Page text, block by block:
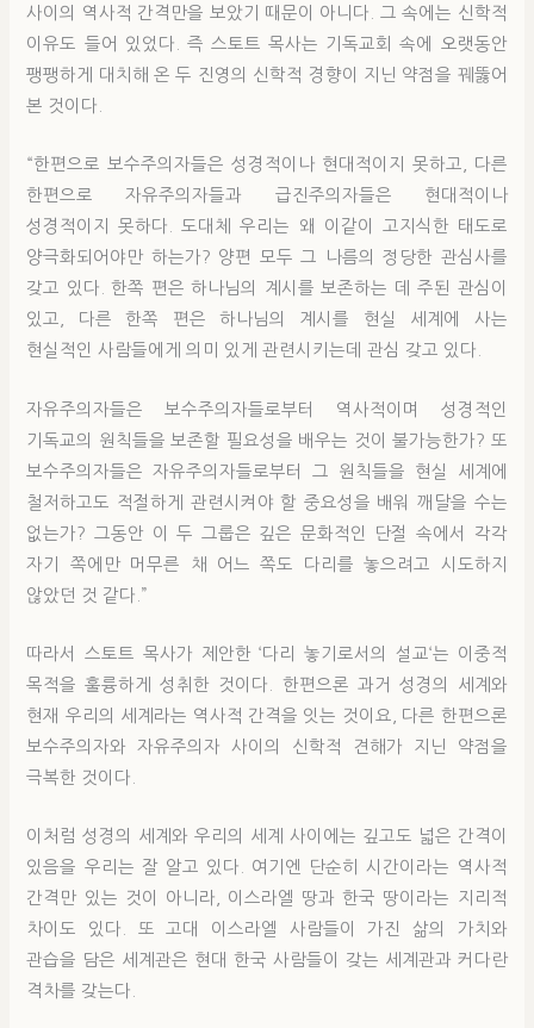
사이의 역사적 간격만을 보았기 때문이 아니다. 그 속에는 신학적
이유도 들어 있었다. 즉 스토트 목사는 기독교회 속에 오랫동안
팽팽하게 대치해 온 두 진영의 신학적 경향이 지닌 약점을 꿰뚫어
본 것이다.
“한편으로 보수주의자들은 성경적이나 현대적이지 못하고, 다른
한편으로 자유주의자들과 급진주의자들은 현대적이나
성경적이지 못하다. 도대체 우리는 왜 이같이 고지식한 태도로
양극화되어야만 하는가? 양편 모두 그 나름의 정당한 관심사를
갖고 있다. 한쪽 편은 하나님의 계시를 보존하는 데 주된 관심이
있고, 다른 한쪽 편은 하나님의 계시를 현실 세계에 사는
현실적인 사람들에게 의미 있게 관련시키는데 관심 갖고 있다.
자유주의자들은 보수주의자들로부터 역사적이며 성경적인
기독교의 원칙들을 보존할 필요성을 배우는 것이 불가능한가? 또
보수주의자들은 자유주의자들로부터 그 원칙들을 현실 세계에
철저하고도 적절하게 관련시켜야 할 중요성을 배워 깨달을 수는
없는가? 그동안 이 두 그룹은 깊은 문화적인 단절 속에서 각각
자기 쪽에만 머무른 채 어느 쪽도 다리를 놓으려고 시도하지
않았던 것 같다.”
따라서 스토트 목사가 제안한 ‘다리 놓기로서의 설교‘는 이중적
목적을 훌륭하게 성취한 것이다. 한편으론 과거 성경의 세계와
현재 우리의 세계라는 역사적 간격을 잇는 것이요, 다른 한편으론
보수주의자와 자유주의자 사이의 신학적 견해가 지닌 약점을
극복한 것이다.
이처럼 성경의 세계와 우리의 세계 사이에는 깊고도 넓은 간격이
있음을 우리는 잘 알고 있다. 여기엔 단순히 시간이라는 역사적
간격만 있는 것이 아니라, 이스라엘 땅과 한국 땅이라는 지리적
차이도 있다. 또 고대 이스라엘 사람들이 가진 삶의 가치와
관습을 담은 세계관은 현대 한국 사람들이 갖는 세계관과 커다란
격차를 갖는다.